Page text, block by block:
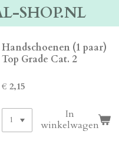
SHOP.NL
Handschoenen (1 paar)
Top Grade Cat. 2
€ 2,15
In
winkelwagen